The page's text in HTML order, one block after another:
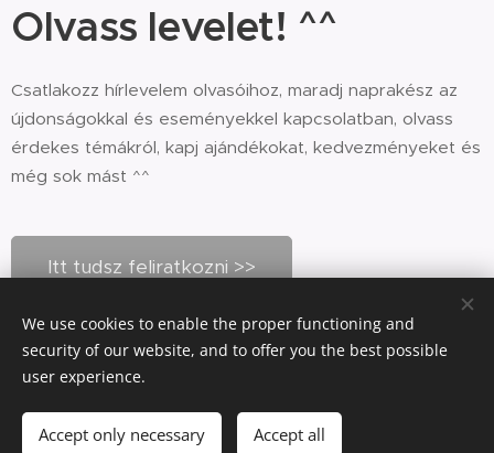
Out of stock
Olvass levelet! ^^
Csatlakozz hírlevelem olvasóihoz, maradj naprakész az
újdonságokkal és eseményekkel kapcsolatban, olvass
érdekes témákról, kapj ajándékokat, kedvezményeket és
még sok mást ^^
Itt tudsz feliratkozni >>
Cookies
We use cookies to enable the proper functioning and
security of our website, and to offer you the best possible
user experience.
Accept only necessary Accept all